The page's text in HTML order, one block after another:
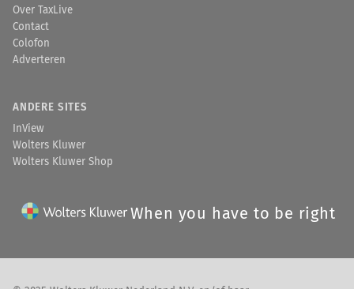
Over TaxLive
Contact
Colofon
Adverteren
ANDERE SITES
InView
Wolters Kluwer
Wolters Kluwer Shop
When you have to be right